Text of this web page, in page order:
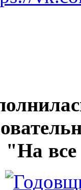
все